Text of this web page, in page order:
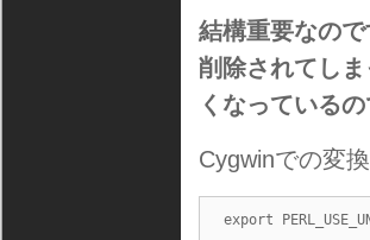
結構重要なの
削除されてし
くなっている
Cygwinでの変
export